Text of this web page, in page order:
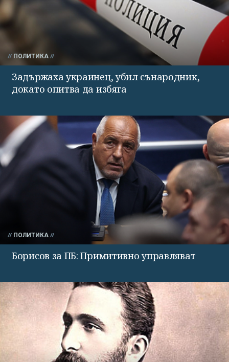
ПОЛИТИКА
Задържаха украинец, убил сънародник,
докато опитва да избяга
ПОЛИТИКА
Борисов за ПБ: Примитивно управляват